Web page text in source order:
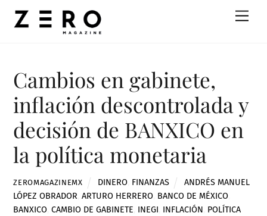
Cambios en gabinete,
inflación descontrolada y
decisión de BANXICO en
la política monetaria
ZEROMAGAZINEMX DINERO, FINANZAS
ANDRÉS MANUEL
LÓPEZ OBRADOR ,ARTURO HERRERO BANCO DE MÉXICO
BANXICO ,CAMBIO DE GABINETE INEGI INFLACIÓN POLÍTICA